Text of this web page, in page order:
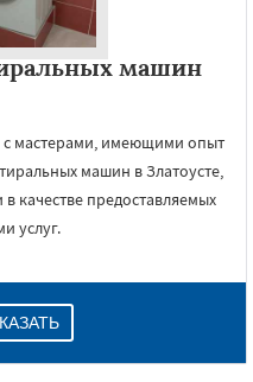
машин
с мастерами, имеющими опыт
машин в Златоусте,
качестве предоставляемых
услуг.